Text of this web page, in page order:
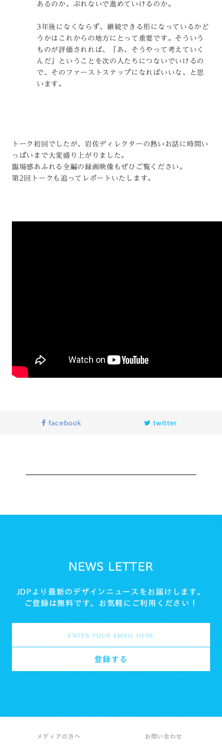
あるのか、ぶれないで進めていけるのか。
3年後になくならず、継続できる形になっているかど
うかはこれからの地方にとって重要です。そういう
ものが評価されれば、「あ、そうやって考えていく
んだ」ということを次の人たちにつないでいけるの
で、そのファーストステップになればいいな、と思
います。
トーク初回でしたが、岩佐ディレクターの熱いお話に時間い
っぱいまで大変盛り上がりました。
臨場感あふれる全編の録画映像もぜひご覧ください。
第2回トークも追ってレポートいたします。
facebook twitter
NEWS LETTER
JDPより最新のデザインニュースをお届けします。
ご登録は無料です。お気軽にご利用ください！
メディアの方へ お問い合わせ